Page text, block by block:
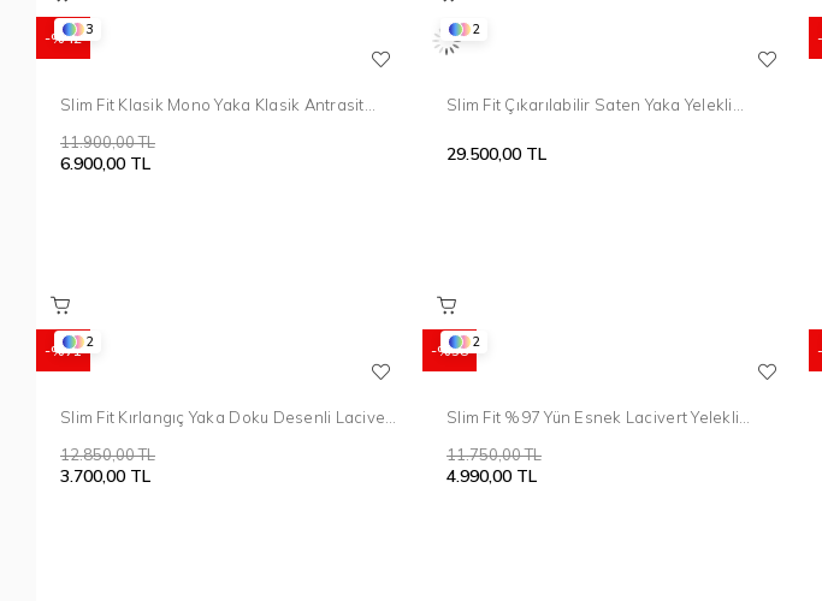
3
Slim Fit Klasik Mono Yaka Klasik Antrasit
6.900,00 TL
11.900,00 TL
%42 2
Slim Fit Çıkarılabilir Saten Yaka Yelekli
034
29.500,00 TL
2
Slim Fit Kırlangıç Yaka Doku Desenli Lacivert
3.700,00 TL
12.850,00 TL
%71 2
Slim Fit %97 Yün Esnek Lacivert Yelekli
4.990,00 TL
11.750,00 TL
%58